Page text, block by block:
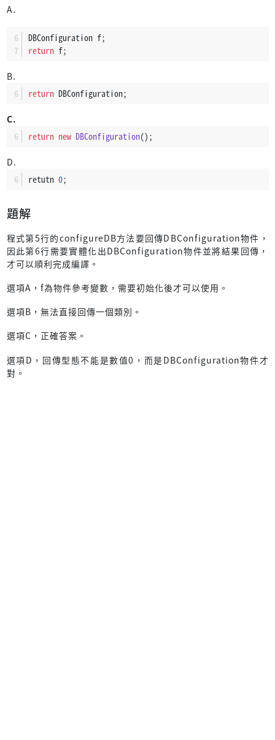
A.
DBConfiguration f;
return f;
B.
return DBConfiguration;
C.
return new DBConfiguration();
D.
retutn 0;
題解
程式第5行的configureDB方法要回傳DBConfiguration物件，
因此第6行需要實體化出DBConfiguration物件並將結果回傳，
才可以順利完成編譯。
選項A，f為物件參考變數，需要初始化後才可以使用。
選項B，無法直接回傳一個類別。
選項C，正確答案。
選項D，回傳型態不能是數值0，而是DBConfiguration物件才
對。